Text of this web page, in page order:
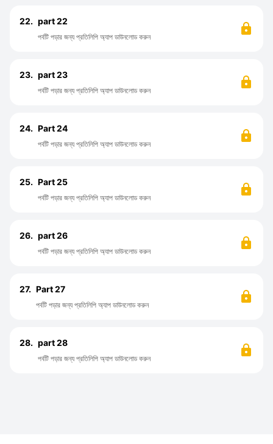
22. part 22
পর্বটি পড়ার জন্য প্রতিলিপি অ্যাপ ডাউনলোড করুন
23. part 23
পর্বটি পড়ার জন্য প্রতিলিপি অ্যাপ ডাউনলোড করুন
24. Part 24
পর্বটি পড়ার জন্য প্রতিলিপি অ্যাপ ডাউনলোড করুন
25. Part 25
পর্বটি পড়ার জন্য প্রতিলিপি অ্যাপ ডাউনলোড করুন
26. part 26
পর্বটি পড়ার জন্য প্রতিলিপি অ্যাপ ডাউনলোড করুন
27. Part 27
পর্বটি পড়ার জন্য প্রতিলিপি অ্যাপ ডাউনলোড করুন
28. part 28
পর্বটি পড়ার জন্য প্রতিলিপি অ্যাপ ডাউনলোড করুন